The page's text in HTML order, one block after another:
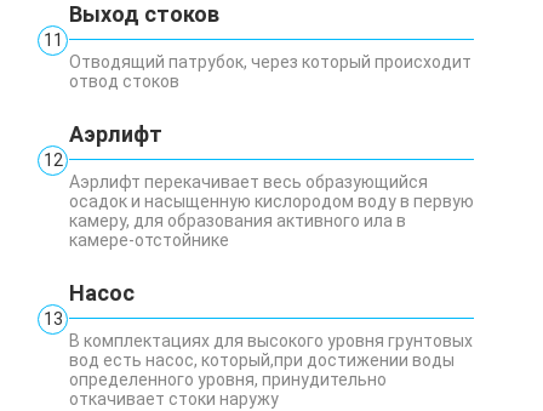
Выход стоков
11
Отводящий патрубок, через который происходит
отвод стоков
Аэрлифт
12
Аэрлифт перекачивает весь образующийся
осадок и насыщенную кислородом воду в первую
камеру, для образования активного ила в
камере-отстойнике
Насос
13
В комплектациях для высокого уровня грунтовых
вод есть насос, который,при достижении воды
определенного уровня, принудительно
откачивает стоки наружу